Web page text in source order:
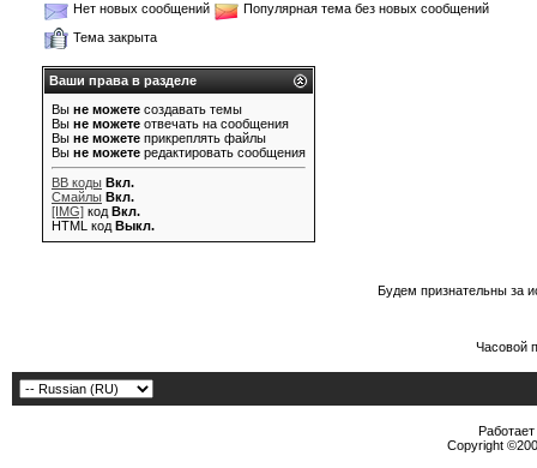
Нет новых сообщений
Популярная тема без новых сообщений
Тема закрыта
Ваши права в разделе
Вы не можете создавать темы
Вы не можете отвечать на сообщения
Вы не можете прикреплять файлы
Вы не можете редактировать сообщения
BB коды Вкл.
Смайлы Вкл.
[IMG] код Вкл.
HTML код Выкл.
Будем признательны за
Часовой
Copyright